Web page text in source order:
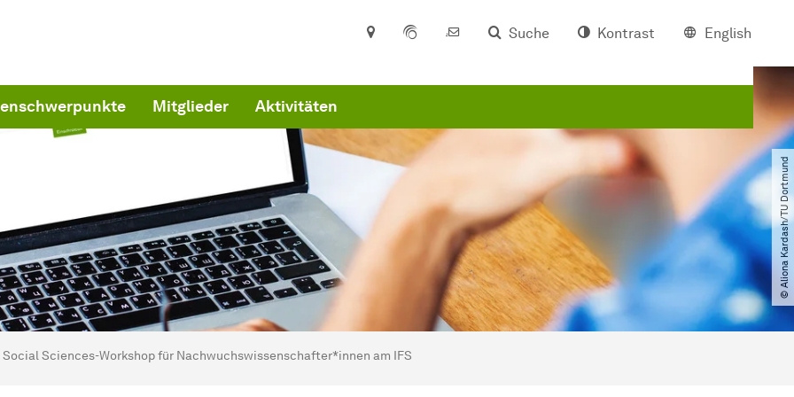
Suche Kontrast English
Mitglieder Aktivitäten
© Aliona Kardash​/​TU Dortmund
hier:
Social Sciences-Workshop für Nachwuchswissenschafter*innen am IFS